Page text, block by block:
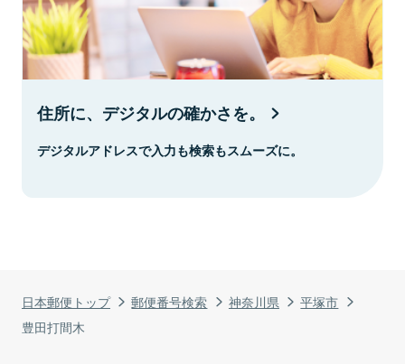
日本郵便トップ 郵便番号検索 神奈川県
平塚市
豊田打間木
住所に、デジタルの確かさを。
デジタルアドレスで入力も検索もスムーズに。